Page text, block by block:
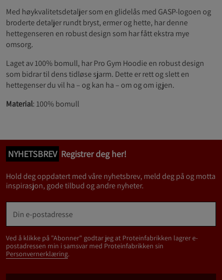
Med høykvalitetsdetaljer som en glidelås med GASP-logoen og
broderte detaljer rundt bryst, ermer og hette, har denne
hettegenseren en robust design som har fått ekstra mye
omsorg.
Laget av 100% bomull, har Pro Gym Hoodie en robust design
som bidrar til dens tidløse sjarm. Dette er rett og slett en
hettegenser du vil ha – og kan ha – om og om igjen.
Material: 100% bomull
NYHETSBREV Registrer deg her!
Hold deg oppdatert med våre nyhetsbrev, meld deg på og motta
inspirasjon, gode tilbud og andre nyheter.
Ved å klikke på "Abonner" godtar jeg at Proteinfabrikken lagrer e-
postadressen min i samsvar med Proteinfabrikken sin
Personvernerklæring.